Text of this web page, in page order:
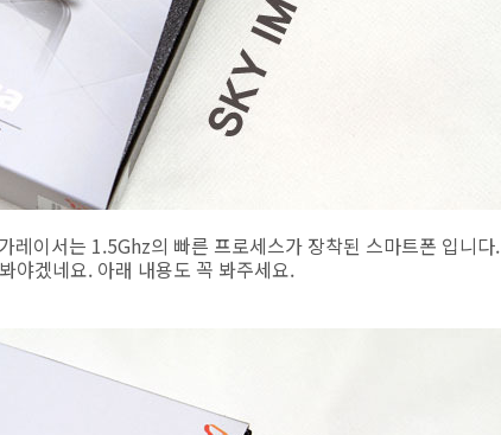
레이서는 1.5Ghz의 빠른 프로세스가 장착된 스마트폰 입니다.
야겠네요. 아래 내용도 꼭 봐주세요.